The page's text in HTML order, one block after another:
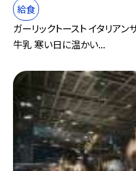
給食
ガーリックトースト イタリア
牛乳 寒い日に温かい...